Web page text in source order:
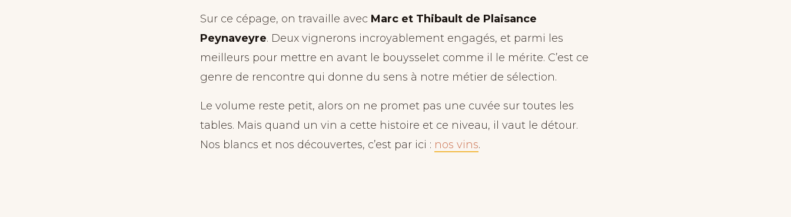
Sur ce cépage, on travaille avec Marc et Thibault de Plaisance
Peynaveyre. Deux vignerons incroyablement engagés, et parmi les
meilleurs pour mettre en avant le bouysselet comme il le mérite. C’est ce
genre de rencontre qui donne du sens à notre métier de sélection.
Le volume reste petit, alors on ne promet pas une cuvée sur toutes les
tables. Mais quand un vin a cette histoire et ce niveau, il vaut le détour.
Nos blancs et nos découvertes, c’est par ici : nos vins.